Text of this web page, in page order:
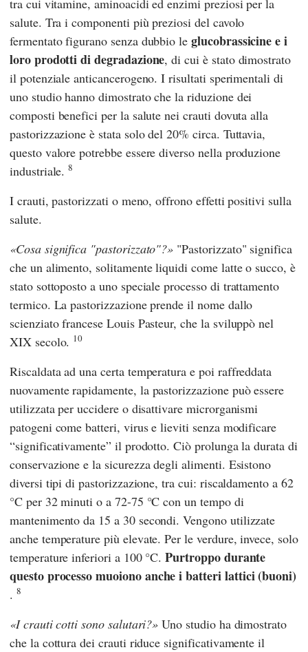
tra cui vitamine, aminoacidi ed enzimi preziosi per la
salute. Tra i componenti più preziosi del cavolo
fermentato figurano senza dubbio leglucobrassicine e i
loro prodotti di degradazione, di cui è stato dimostrato
il potenziale anticancerogeno. I risultati sperimentali di
uno studio hanno dimostrato che la riduzione dei
composti benefici per la salute nei crauti dovuta alla
pastorizzazione è stata solo del 20% circa. Tuttavia,
questo valore potrebbe essere diverso nella produzione
industriale.8
I crauti, pastorizzati o meno, offrono effetti positivi sulla
salute.
Cosa significa "pastorizzato"?
"Pastorizzato" significa
che un alimento, solitamente liquidi come latte o succo, è
stato sottoposto a uno speciale processo di trattamento
termico. La pastorizzazione prende il nome dallo
scienziato francese Louis Pasteur, che la sviluppò nel
XIX secolo. 10
Riscaldata ad una certa temperatura e poi raffreddata
nuovamente rapidamente, la pastorizzazione può essere
utilizzata per uccidere o disattivare microrganismi
patogeni come batteri, virus e lieviti senza modificare
“significativamente” il prodotto. Ciò prolunga la durata di
conservazione e la sicurezza degli alimenti. Esistono
diversi tipi di pastorizzazione, tra cui: riscaldamento a 62
°C per 32 minuti o a 72-75 °C con un tempo di
mantenimento da 15 a 30 secondi. Vengono utilizzate
anche temperature più elevate. Per le verdure, invece, solo
temperature inferiori a 100 °C.Purtroppo durante
questo processo muoiono anche i batteri lattici (buoni)
. 8
I crauti cotti sono salutari? Uno studio ha dimostrato
che la cottura dei crauti riduce significativamente il